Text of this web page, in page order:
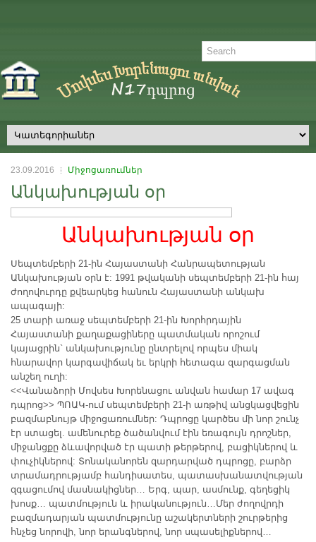
23.09.2016 Միջոցառումներ
Անկախության օր
Անկախության օր
Սեպտեմբերի 21-ին Հայաստանի Հանրապետության
Անկախության օրն է: 1991 թվականի սեպտեմբերի 21-ին հայ
ժողովուրդը քվեարկեց հանուն Հայաստանի անկախ
ապագայի:
25 տարի առաջ սեպտեմբերի 21-ին Խորհրդային
Հայաստանի քաղաքացիները պատմական որոշում
կայացրին` անկախությունը ընտրելով որպես միակ
հնարավոր կարգավիճակ եւ երկրի հետագա զարգացման
անշեղ ուղի:
<<Վանաձորի Մովսես Խորենացու անվան համար 17 ավագ
դպրոց>> ՊՈԱԿ-ում սեպտեմբերի 21-ի առթիվ անցկացվեցին
բազմաբնույթ միջոցառումներ: Դպրոցը կարծես մի նոր շունչ
էր ստացել. ամենուրեք ծածանվում էին եռագույն դրոշներ,
միջանցքը ձևավորված էր պատի թերթերով, բացիկներով և
փուչիկներով: Տոնականորեն զարդարված դպրոցը, բարձր
տրամադրությամբ հանդիսատես, պատասխանատվության
զգացումով մասնակիցներ… Երգ, պար, ասմունք, գեղեցիկ
խոսք… պատմություն և իրականություն…Մեր ժողովրդի
բազմադարյան պատմությունը աշակերտների շուրթերից
հնչեց նորովի, նոր երանգներով, նոր սպասելիքներով…